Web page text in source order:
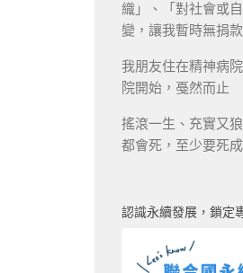
織」、「對社會或
變，讓我暫時無捐款
我朋友住在精神病
院開始，戞然而止
搖滾一生、充實又
都會死，至少要死
認識永續發展，鎖定